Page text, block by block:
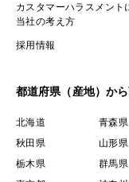
カスタマーハラスメント
当社の考え方
採用情報
都道府県（産地）か
北海道 青森県
秋田県
山形県
栃木県
群馬県